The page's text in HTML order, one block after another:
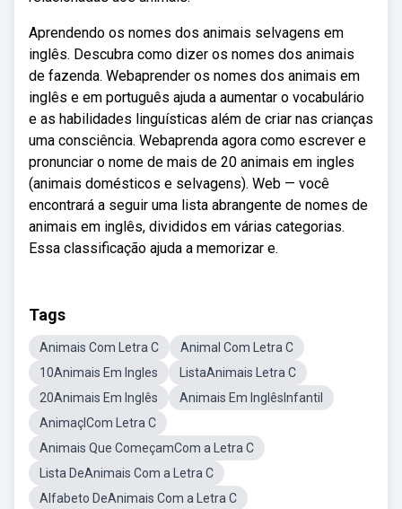
Aprendendo os nomes dos animais selvagens em
inglês. Descubra como dizer os nomes dos animais
de fazenda. Webaprender os nomes dos animais em
inglês e em português ajuda a aumentar o vocabulário
e as habilidades linguísticas além de criar nas crianças
uma consciência. Webaprenda agora como escrever e
pronunciar o nome de mais de 20 animais em ingles
(animais domésticos e selvagens). Web — você
encontrará a seguir uma lista abrangente de nomes de
animais em inglês, divididos em várias categorias.
Essa classificação ajuda a memorizar e.
Tags
Animais Com Letra C
Animal Com Letra C
10Animais Em Ingles
ListaAnimais Letra C
20Animais Em Inglês
Animais Em InglêsInfantil
AnimaçlCom Letra C
Animais Que ComeçamCom a Letra C
Lista DeAnimais Com a Letra C
Alfabeto DeAnimais Com a Letra C